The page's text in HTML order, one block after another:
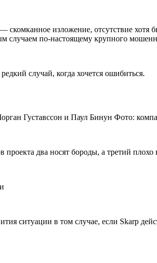
скомканное изложение, отсутствие хотя
случаем по-настоящему крупного
случай, когда хочется ошибиться.
Густавссон и Паул Бинун Фото:
проекта два носят бороды, а третий плохо
ситуации в том случае, если Skarp